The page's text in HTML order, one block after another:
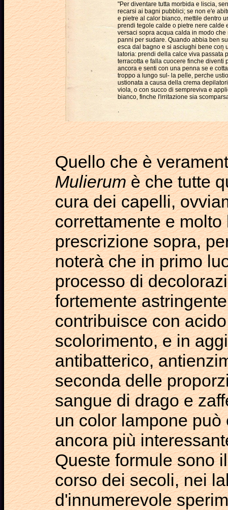
"Per diventare tutta morbida e liscia,
recarsi ai bagni pubblici; se non e'e
e pietre al calor bianco, mettile dentro
prendi tegole calde o pietre nere calde
versaci sopra acqua calda in modo
panni per sudare. Quando abbia ben
esca dal bagno e si asciughi bene con
latoria: prendi della calce viva passata
terracotta e falla cuocere finche diventi
ancora e senti con una penna se e
troppo a lungo sul- la pelle, perche
ustionata a causa della crema
viola, o con succo di sempreviva e
bianco, finche I'irritazione sia
.
Quello che è
Mulierumè che tutte
cura dei capelli,
correttamente e
prescrizione sopra,
noterà che in primo
processo di
fortemente
contribuisce con
scolorimento, e in
antibatterico,
seconda delle
sangue di drago e
un color lampone
ancora più
Queste formule sono
corso dei secoli, nei
d'innumerevole